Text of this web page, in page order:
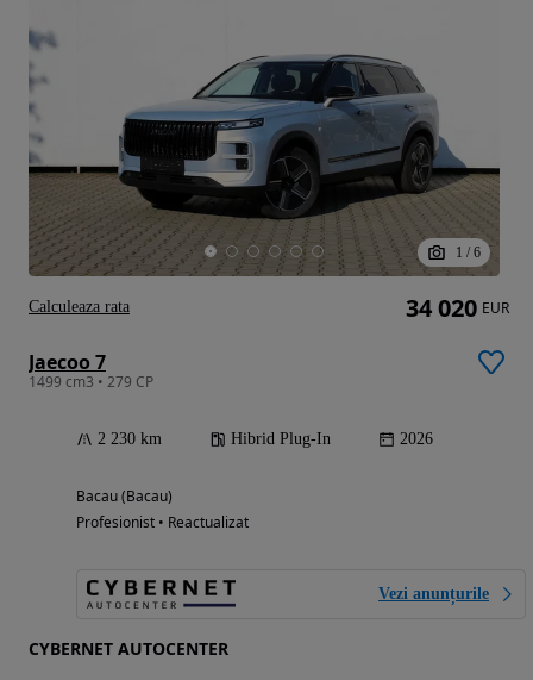
1 / 6
Jaecoo 7
1499 cm3 • 279 CP
2 230 km Hibrid Plug-In 2026
Bacau (Bacau)
Profesionist • Reactualizat
Vezi anunțurile
CYBERNET AUTOCENTER
34 020 EUR
Calculeaza rata